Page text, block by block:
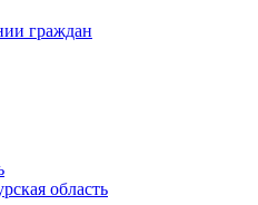
граждан
область